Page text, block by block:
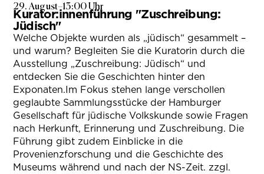
29. August–13:00 Uhr
Kurator:innenführung "Zuschreibung:
Jüdisch"
Welche Objekte wurden als „jüdisch“ gesammelt –
und warum? Begleiten Sie die Kuratorin durch die
Ausstellung „Zuschreibung: Jüdisch“ und
entdecken Sie die Geschichten hinter den
Exponaten.Im Fokus stehen lange verschollen
geglaubte Sammlungsstücke der Hamburger
Gesellschaft für jüdische Volkskunde sowie Fragen
nach Herkunft, Erinnerung und Zuschreibung. Die
Führung gibt zudem Einblicke in die
Provenienzforschung und die Geschichte des
Museums während und nach der NS-Zeit. zzgl.